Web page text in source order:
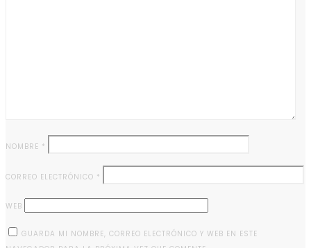
NOMBRE *
CORREO ELECTRÓNICO *
WEB
GUARDA MI NOMBRE, CORREO ELECTRÓNICO Y WEB EN ESTE